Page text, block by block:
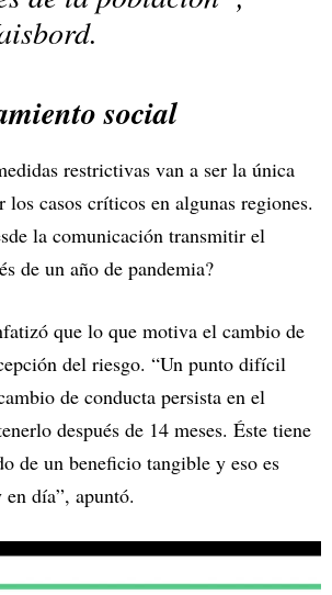
social
restrictivas van a ser la única
los casos críticos en algunas regiones.
la comunicación transmitir el
de un año de pandemia?
que lo que motiva el cambio de
del riesgo. “Un punto difícil
de conducta persista en el
después de 14 meses. Éste tiene
de un beneficio tangible y eso es
día”, apuntó.